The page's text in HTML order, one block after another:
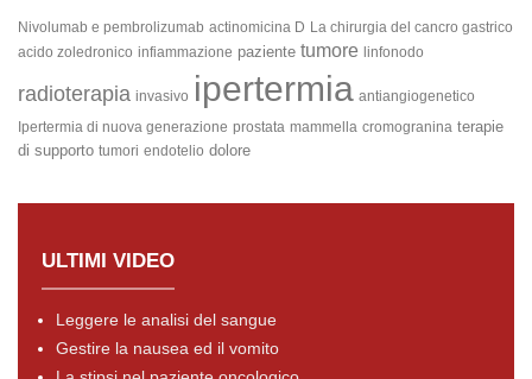
Nivolumab e pembrolizumab actinomicina D La chirurgia del cancro gastrico
acido zoledronico infiammazione paziente tumore linfonodo
radioterapia invasivo ipertermia antiangiogenetico
Ipertermia di nuova generazione prostata mammella cromogranina terapie
di supporto tumori endotelio dolore
ULTIMI VIDEO
Leggere le analisi del sangue
Gestire la nausea ed il vomito